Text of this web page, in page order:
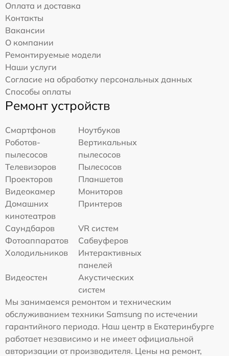
Оплата и доставка
Контакты
Вакансии
О компании
Ремонтируемые модели
Наши услуги
Согласие на обработку персональных данных
Способы оплаты
Ремонт устройств
Смартфонов
Ноутбуков
Роботов-
пылесосов
Вертикальных
пылесосов
Телевизоров
Пылесосов
Проекторов
Планшетов
Видеокамер
Мониторов
Домашних
кинотеатров
Принтеров
Саундбаров
VR систем
Фотоаппаратов
Сабвуферов
Холодильников
Интерактивных
панелей
Видеостен
Акустических
систем
Мы занимаемся ремонтом и техническим
обслуживанием техники Samsung по истечении
гарантийного периода. Наш центр в Екатеринбурге
работает независимо и не имеет официальной
авторизации от производителя. Цены на ремонт,